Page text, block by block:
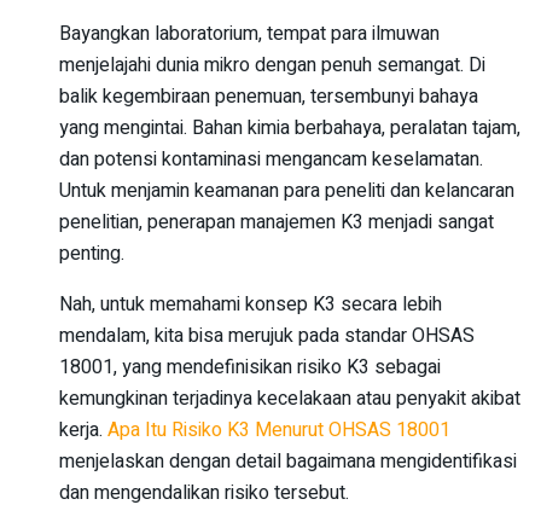
Bayangkan laboratorium, tempat para ilmuwan
menjelajahi dunia mikro dengan penuh semangat. Di
balik kegembiraan penemuan, tersembunyi bahaya
yang mengintai. Bahan kimia berbahaya, peralatan tajam,
dan potensi kontaminasi mengancam keselamatan.
Untuk menjamin keamanan para peneliti dan kelancaran
penelitian, penerapan manajemen K3 menjadi sangat
penting.
Nah, untuk memahami konsep K3 secara lebih
mendalam, kita bisa merujuk pada standar OHSAS
18001, yang mendefinisikan risiko K3 sebagai
kemungkinan terjadinya kecelakaan atau penyakit akibat
kerja.Apa Itu Risiko K3 Menurut OHSAS 18001
menjelaskan dengan detail bagaimana mengidentifikasi
dan mengendalikan risiko tersebut.